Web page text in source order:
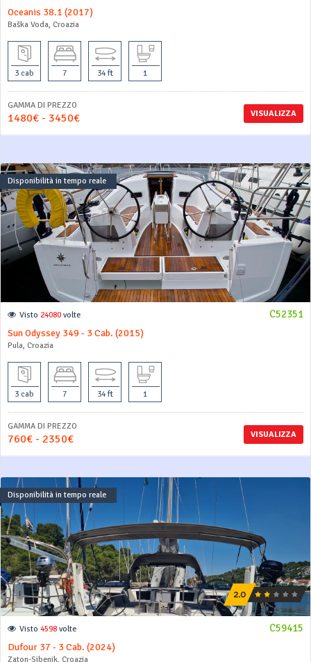
Oceanis 38.1 (2017)
Baška Voda, Croazia
3 cab 7 34 ft 1
VISUALIZZA
GAMMA DI PREZZO
1480€ - 3450€
Disponibilità in tempo reale
C52351
Visto 24080 volte
Sun Odyssey 349 - 3 Cab. (2015)
Pula, Croazia
3 cab 7 34 ft 1
VISUALIZZA
GAMMA DI PREZZO
760€ - 2350€
Disponibilità in tempo reale
C59415
Visto 4598 volte
Dufour 37 - 3 Cab. (2024)
Zaton-Sibenik, Croazia